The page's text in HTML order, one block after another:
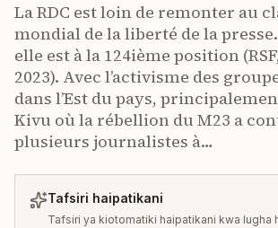
La RDC est loin de remonter au
mondial de la liberté de la
elle est à la 124ième position
2023). Avec l’activisme des
dans l’Est du pays,
Kivu où la rébellion du M23 a
plusieurs journalistes à…
Tafsiri haipatikani
Tafsiri ya kiotomatiki haipatikani kwa lugha